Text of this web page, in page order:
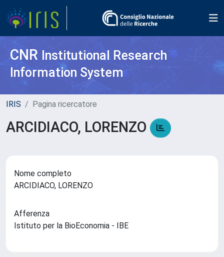
CNR Institutional Research
Information System
IRIS Pagina ricercatore
ARCIDIACO, LORENZO
Nome completo
ARCIDIACO, LORENZO
Afferenza
Istituto per la BioEconomia - IBE